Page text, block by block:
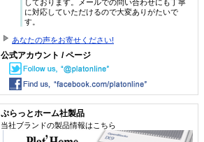
しております。メールでの問い合わせにも丁寧
に対応していただけるので大変ありがたいで
す。
あなたの声をお寄せください!
公式アカウント / ページ
ぷらっとホーム社製品
当社ブランドの製品情報はこちら